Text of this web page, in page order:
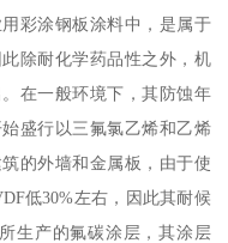
彩涂钢板涂料中，是属于
除耐化学药品性之外，机
在一般环境下，其防蚀年
盛行以三氟氯乙烯和乙烯
的外墙和金属板，由于使
低30%左右，因此其耐候
生产的氟碳涂层，其涂层